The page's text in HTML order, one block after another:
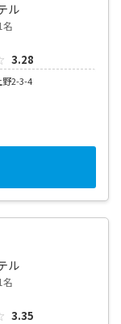
ル
名
3.28
野2-3-4
ル
名
3.35